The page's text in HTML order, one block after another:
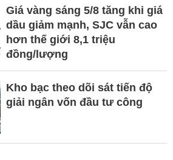
Giá vàng sáng 5/8 tăng khi giá
dầu giảm mạnh, SJC vẫn cao
hơn thế giới 8,1 triệu
đồng/lượng
Kho bạc theo dõi sát tiến độ
giải ngân vốn đầu tư công